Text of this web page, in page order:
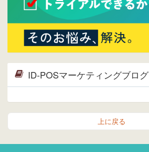
ID-POSマーケティングブログ
上に戻る